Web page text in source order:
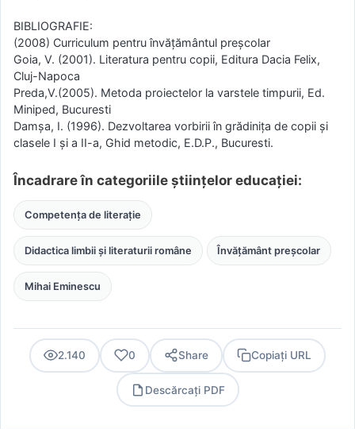
BIBLIOGRAFIE:
(2008) Curriculum pentru învăţământul preşcolar
Goia, V. (2001). Literatura pentru copii, Editura Dacia Felix,
Cluj-Napoca
Preda,V.(2005). Metoda proiectelor la varstele timpurii, Ed.
Miniped, Bucuresti
Damşa, I. (1996). Dezvoltarea vorbirii în grădiniţa de copii şi
clasele I şi a II-a, Ghid metodic, E.D.P., Bucuresti.
Încadrare în categoriile științelor educației:
Competența de literație
Didactica limbii și literaturii române Învățământ preșcolar
Mihai Eminescu
2.140 0 Share Copiați URL
Descărcați PDF